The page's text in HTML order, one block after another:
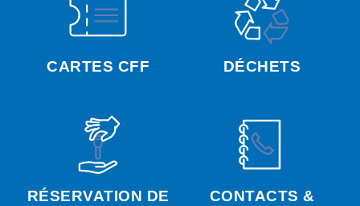
CARTES CFF DÉCHETS
RÉSERVATION DE
CONTACTS &